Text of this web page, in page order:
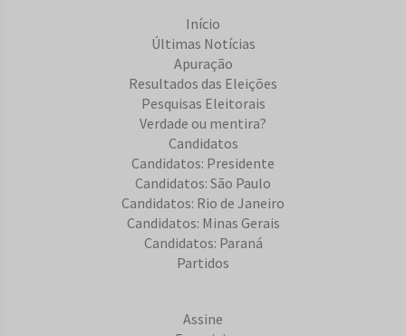
Início
Últimas Notícias
Apuração
Resultados das Eleições
Pesquisas Eleitorais
Verdade ou mentira?
Candidatos
Candidatos: Presidente
Candidatos: São Paulo
Candidatos: Rio de Janeiro
Candidatos: Minas Gerais
Candidatos: Paraná
Partidos
Assine